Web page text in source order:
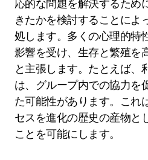
応的な問題を解決するため
きたかを検討することによ
処します。多くの心理的特
影響を受け、生存と繁殖を
と主張します。たとえば、
は、グループ内での協力を
た可能性があります。これ
セスを進化の歴史の産物と
ことを可能にします。